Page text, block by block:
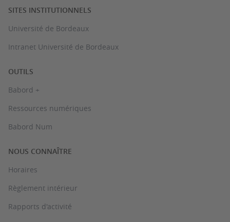
SITES INSTITUTIONNELS
Université de Bordeaux
Intranet Université de Bordeaux
OUTILS
Babord +
Ressources numériques
Babord Num
NOUS CONNAÎTRE
Horaires
Règlement intérieur
Rapports d'activité